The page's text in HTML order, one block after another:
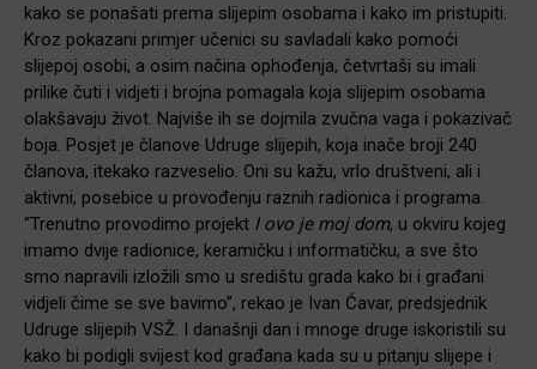
kako se ponašati prema slijepim osobama i kako im pristupiti.
Kroz pokazani primjer učenici su savladali kako pomoći
slijepoj osobi, a osim načina ophođenja, četvrtaši su imali
prilike čuti i vidjeti i brojna pomagala koja slijepim osobama
olakšavaju život. Najviše ih se dojmila zvučna vaga i pokazivač
boja. Posjet je članove Udruge slijepih, koja inače broji 240
članova, itekako razveselio. Oni su kažu, vrlo društveni, ali i
aktivni, posebice u provođenju raznih radionica i programa.
“Trenutno provodimo projekt I ovo je moj dom, u okviru kojeg
imamo dvije radionice, keramičku i informatičku, a sve što
smo napravili izložili smo u središtu grada kako bi i građani
vidjeli čime se sve bavimo”, rekao je Ivan Ćavar, predsjednik
Udruge slijepih VSŽ. I današnji dan i mnoge druge iskoristili su
kako bi podigli svijest kod građana kada su u pitanju slijepe i